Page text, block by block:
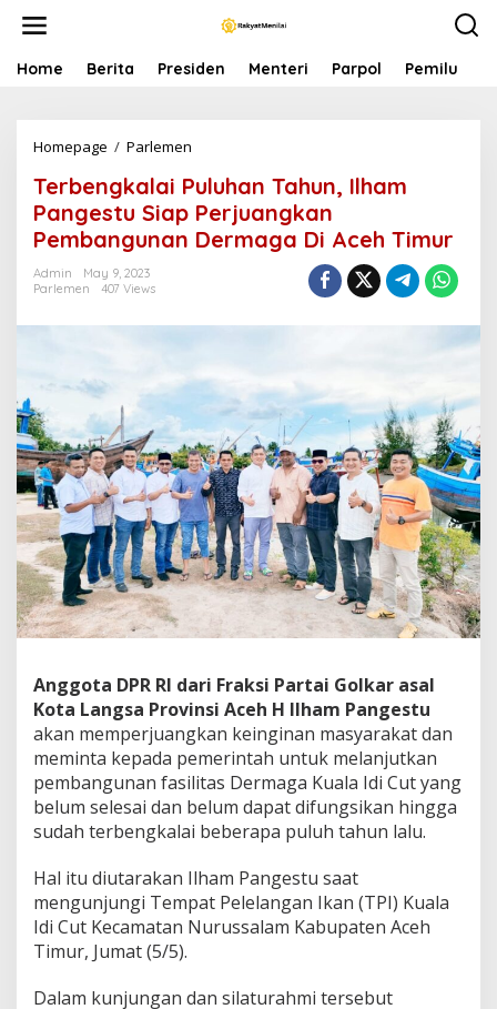
Home Berita Presiden Menteri Parpol Pemilu
Homepage / Parlemen
r
b
e
n
l
P
l
u
h
a
n
T
a
h
u
,
h
a
m
P
a
n
g
e
u
S
i
Terbengkalai Puluhan Tahun, Ilham
Pangestu Siap Perjuangkan
Pembangunan Dermaga Di Aceh Timur
Admin
May 9, 2023
Parlemen
407 Views
Anggota DPR RI dari Fraksi Partai Golkar asal
Kota Langsa Provinsi Aceh H Ilham Pangestu
akan memperjuangkan keinginan masyarakat dan
meminta kepada pemerintah untuk melanjutkan
pembangunan fasilitas Dermaga Kuala Idi Cut yang
belum selesai dan belum dapat difungsikan hingga
sudah terbengkalai beberapa puluh tahun lalu.
Hal itu diutarakan Ilham Pangestu saat
mengunjungi Tempat Pelelangan Ikan (TPI) Kuala
Idi Cut Kecamatan Nurussalam Kabupaten Aceh
Timur, Jumat (5/5).
Dalam kunjungan dan silaturahmi tersebut